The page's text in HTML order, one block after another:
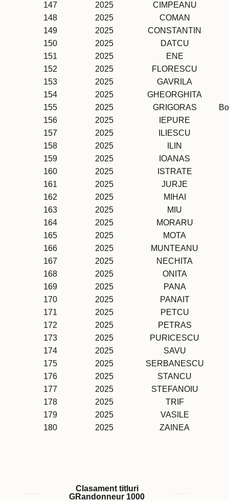
147
2025
CIMPEANU
148
2025
COMAN
149
2025
CONSTANTIN
150
2025
DATCU
151
2025
ENE
152
2025
FLORESCU
153
2025
GAVRILA
154
2025
GHEORGHITA
155
2025 GRIGORAS
156
2025
IEPURE
157
2025
ILIESCU
158
2025
ILIN
159
2025
IOANAS
160
2025
ISTRATE
161
2025
JURJE
162
2025
MIHAI
163
2025
MIU
164
2025
MORARU
165
2025
MOTA
166
2025
MUNTEANU
167
2025
NECHITA
168
2025
ONITA
169
2025
PANA
170
2025
PANAIT
171
2025
PETCU
172
2025
PETRAS
173
2025
PURICESCU
174
2025
SAVU
175
2025
SERBANESCU
176
2025
STANCU
177
2025
STEFANOIU
178
2025
TRIF
179
2025
VASILE
180
2025 ZAINEA
Clasament titluri
GRandonneur 1000